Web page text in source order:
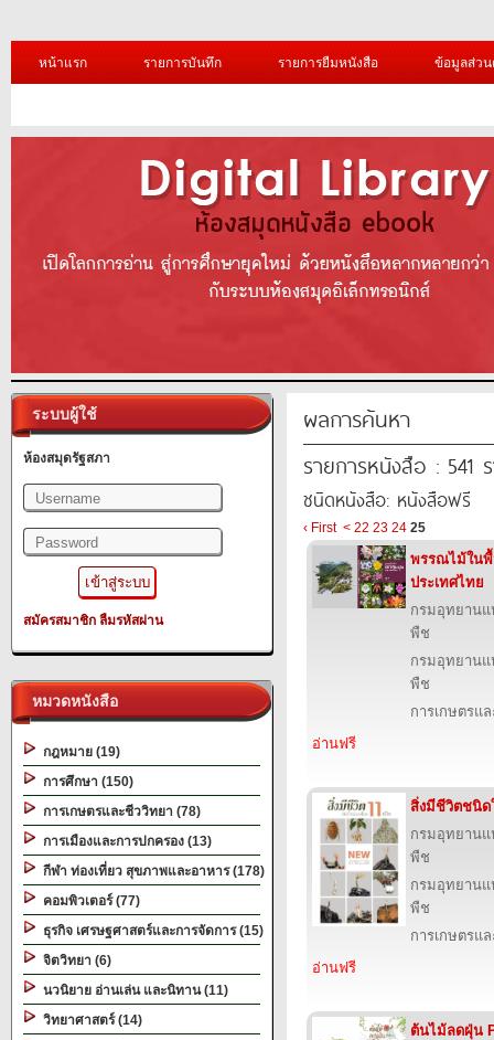
หน้าแรก รายการบันทึก รายการยืมหนังสือ ข้อมูลส่ว
ระบบผู้ใช้
ห้องสมุดรัฐสภา
สมัครสมาชิก ลืมรหัสผ่าน
หมวดหนังสือ
กฎหมาย (19)
การศึกษา (150)
การเกษตรและชีววิทยา (78)
การเมืองและการปกครอง (13)
กีฬา ท่องเที่ยว สุขภาพและอาหาร (178)
คอมพิวเตอร์ (77)
ธุรกิจ เศรษฐศาสตร์และการจัดการ (15)
จิตวิทยา (6)
นวนิยาย อ่านเล่น และนิทาน (11)
วิทยาศาสตร์ (14)
ผลการค้นหา
รายการหนังสือ : 541
ชนิดหนังสือ: หนังสือฟรี
‹ First < 22 23 24 25
พรรณไม้ใน
ประเทศไทย
กรมอุทยาน
พืช
กรมอุทยาน
พืช
การเกษตรแ
อ่านฟรี
สิ่งมีชีวิตชนิด
กรมอุทยาน
พืช
กรมอุทยาน
พืช
การเกษตรแ
อ่านฟรี
ต้นไม้ลดฝุ่น